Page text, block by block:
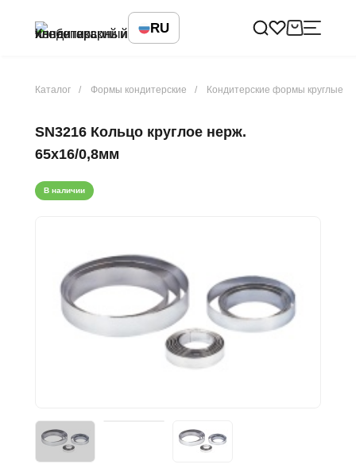
RU
Каталог Формы кондитерские Кондитерские формы круглые
SN3216 Кольцо круглое нерж.
65х16/0,8мм
В наличии